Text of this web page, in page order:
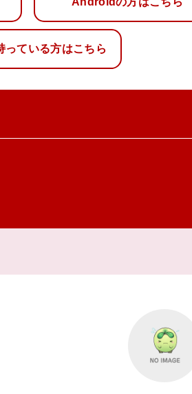
っている方はこちら